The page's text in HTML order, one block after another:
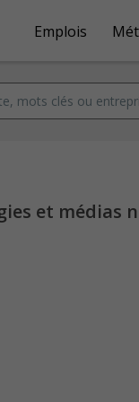
Emplois
et médias